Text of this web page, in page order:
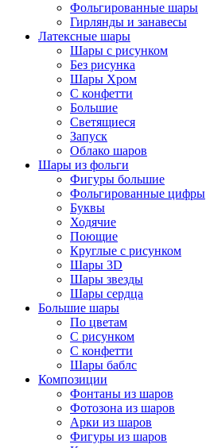
Фольгированные шары
Гирлянды и занавесы
Латексные шары
Шары с рисунком
Без рисунка
Шары Хром
C конфетти
Большие
Светящиеся
Запуск
Облако шаров
Шары из фольги
Фигуры большие
Фольгированные цифры
Буквы
Ходячие
Поющие
Круглые с рисунком
Шары 3D
Шары звезды
Шары сердца
Большие шары
По цветам
С рисунком
С конфетти
Шары баблс
Композиции
Фонтаны из шаров
Фотозона из шаров
Арки из шаров
Фигуры из шаров